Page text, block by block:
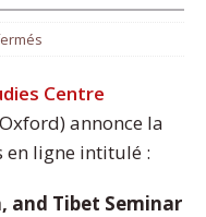
Centre
annonce la
en ligne intitulé :
and Tibet Seminar